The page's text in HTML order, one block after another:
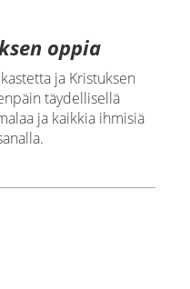
oppia
ja Kristuksen
täydellisellä
ja kaikkia ihmisiä